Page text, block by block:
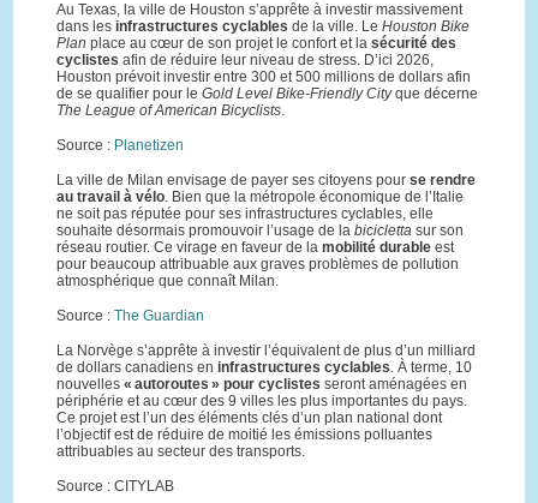
Au Texas, la ville de Houston s’apprête à investir massivement
dans les infrastructures cyclables de la ville. Le Houston Bike
Plan place au cœur de son projet le confort et la sécurité des
cyclistes afin de réduire leur niveau de stress. D’ici 2026,
Houston prévoit investir entre 300 et 500 millions de dollars afin
de se qualifier pour le Gold Level Bike-Friendly Cityque décerne
The League of American Bicyclists.
Source : Planetizen
La ville de Milan envisage de payer ses citoyens pour se rendre
au travail à vélo. Bien que la métropole économique de l’Italie
ne soit pas réputée pour ses infrastructures cyclables, elle
souhaite désormais promouvoir l’usage de la biciclettasur son
réseau routier. Ce virage en faveur de la mobilité durableest
pour beaucoup attribuable aux graves problèmes de pollution
atmosphérique que connaît Milan.
Source : The Guardian
La Norvège s’apprête à investir l’équivalent de plus d’un milliard
de dollars canadiens en infrastructures cyclables. À terme, 10
nouvelles « autoroutes » pour cyclistes seront aménagées en
périphérie et au cœur des 9 villes les plus importantes du pays.
Ce projet est l’un des éléments clés d’un plan national dont
l’objectif est de réduire de moitié les émissions polluantes
attribuables au secteur des transports.
Source : CITYLAB